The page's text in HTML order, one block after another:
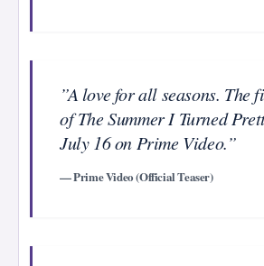
”A love for all seasons. The
of The Summer I Turned
July 16 on Prime Video.”
— Prime Video (Official Teaser)